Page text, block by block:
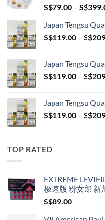
S$79.00 – S$
Japan Tengsu
S$119.00 – S$
Japan Tengsu
S$119.00 – S$
Japan Tengsu
S$119.00 – S$
TOP RATED
EXTREME
极速版 粉女郎 新
S$89.00